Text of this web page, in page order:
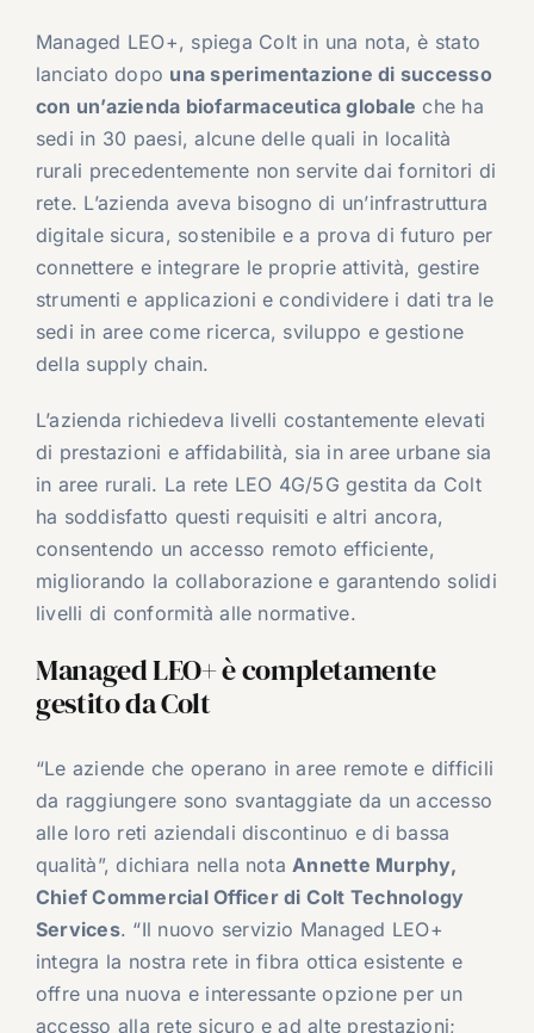
Managed LEO+, spiega Colt in una nota, è stato
lanciato dopo una sperimentazione di successo
con un’azienda biofarmaceutica globale che ha
sedi in 30 paesi, alcune delle quali in località
rurali precedentemente non servite dai fornitori di
rete. L’azienda aveva bisogno di un’infrastruttura
digitale sicura, sostenibile e a prova di futuro per
connettere e integrare le proprie attività, gestire
strumenti e applicazioni e condividere i dati tra le
sedi in aree come ricerca, sviluppo e gestione
della supply chain.
L’azienda richiedeva livelli costantemente elevati
di prestazioni e affidabilità, sia in aree urbane sia
in aree rurali. La rete LEO 4G/5G gestita da Colt
ha soddisfatto questi requisiti e altri ancora,
consentendo un accesso remoto efficiente,
migliorando la collaborazione e garantendo solidi
livelli di conformità alle normative.
Managed LEO+ è completamente
gestito da Colt
“Le aziende che operano in aree remote e difficili
da raggiungere sono svantaggiate da un accesso
alle loro reti aziendali discontinuo e di bassa
qualità”, dichiara nella nota Annette Murphy,
Chief Commercial Officer di Colt Technology
Services. “Il nuovo servizio Managed LEO+
integra la nostra rete in fibra ottica esistente e
offre una nuova e interessante opzione per un
accesso alla rete sicuro e ad alte prestazioni;